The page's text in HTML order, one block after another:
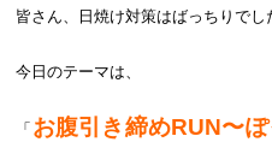
皆さん、日焼け対策はばっちりでし
今日のテーマは、
「 お腹引き締めRUN〜